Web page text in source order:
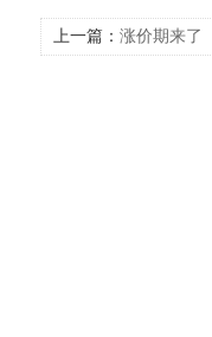
上一篇： 涨价期来了